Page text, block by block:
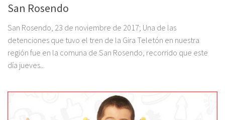
San Rosendo
San Rosendo, 23 de noviembre de 2017; Una de las
detenciones que tuvo el tren de la Gira Teletón en nuestra
región fue en la comuna de San Rosendo, recorrido que este
día jueves...